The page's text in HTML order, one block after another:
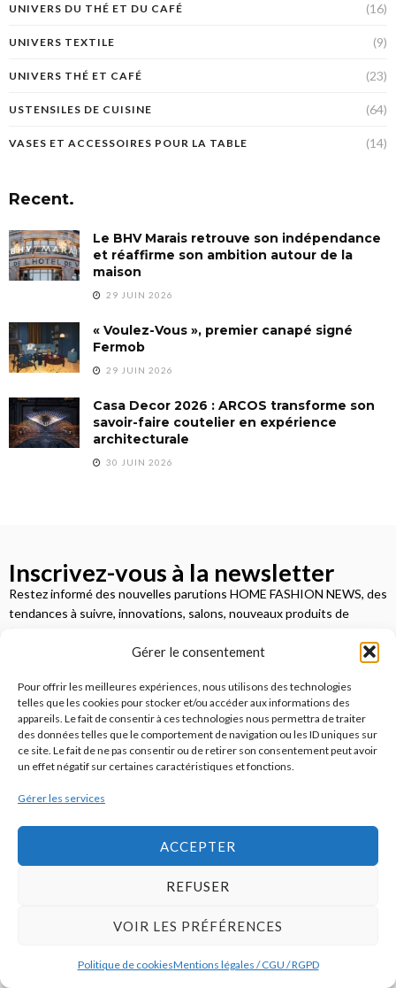
Gérer le consentement
Pour offrir les meilleures expériences, nous utilisons des technologies
telles que les cookies pour stocker et/ou accéder aux informations des
appareils. Le fait de consentir à ces technologies nous permettra de traiter
des données telles que le comportement de navigation ou les ID uniques sur
ce site. Le fait de ne pas consentir ou de retirer son consentement peut avoir
un effet négatif sur certaines caractéristiques et fonctions.
Gérer les services
ACCEPTER
REFUSER
VOIR LES PRÉFÉRENCES
Politique de cookiesMentions légales / CGU / RGPD
UNIVERS DU THÉ ET DU CAFÉ (16)
UNIVERS TEXTILE (9)
UNIVERS THÉ ET CAFÉ (23)
USTENSILES DE CUISINE (64)
VASES ET ACCESSOIRES POUR LA TABLE (14)
Recent.
Le BHV Marais retrouve son indépendance
et réaffirme son ambition autour de la
maison
29 JUIN 2026
« Voulez-Vous », premier canapé signé
Fermob
29 JUIN 2026
Casa Decor 2026 : ARCOS transforme son
savoir-faire coutelier en expérience
architecturale
30 JUIN 2026
Inscrivez-vous à la newsletter
Restez informé des nouvelles parutions HOME FASHION NEWS, des
tendances à suivre, innovations, salons, nouveaux produits de
l’univers de la maison.
Abonnez-vous à Home Fashion
News